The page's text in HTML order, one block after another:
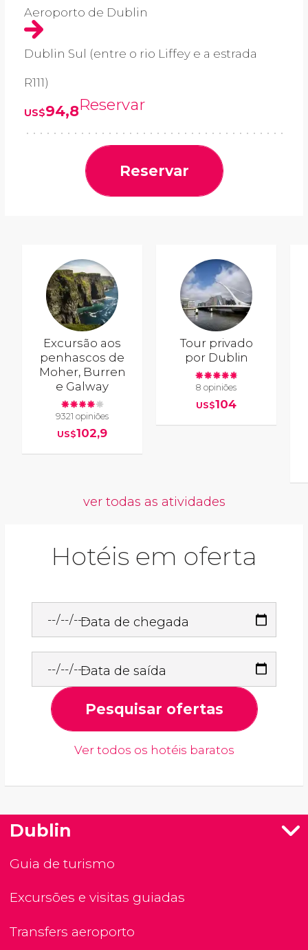
Aeroporto de Dublin
Dublin Sul (entre o rio Liffey e a estrada
R111)
US$94,8Reservar
Reservar
Excursão aos
penhascos de
Moher, Burren
e Galway
9321 opiniões
US$102,9
Tour privado
por Dublin
8 opiniões
US$104
ver todas as atividades
Hotéis em oferta
Data de chegada
Data de saída
Pesquisar ofertas
Ver todos os hotéis baratos
Dublin
Guia de turismo
Excursões e visitas guiadas
Transfers aeroporto